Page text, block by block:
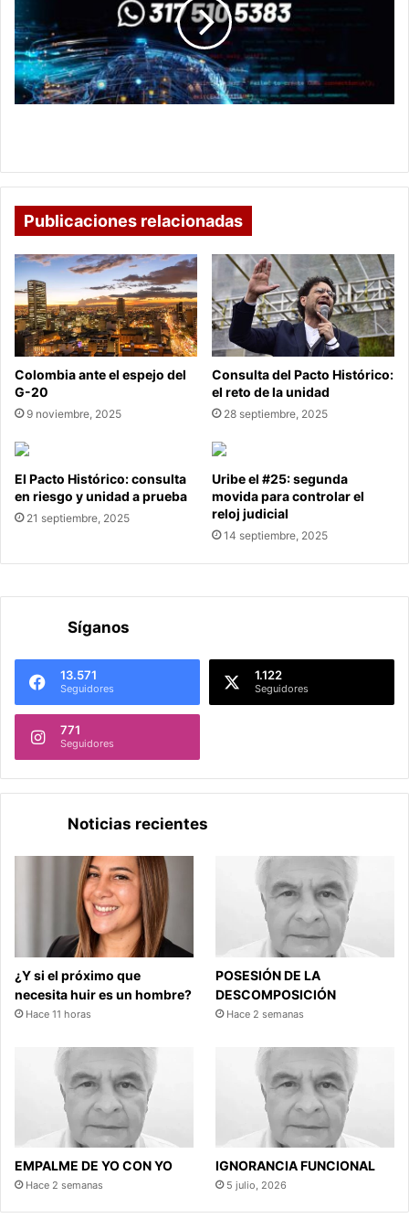
inteligencia
artificial
ahora
en
la
Publicaciones relacionadas
Colombia ante el espejo del
G-20
9 noviembre, 2025
Consulta del Pacto Histórico:
el reto de la unidad
28 septiembre, 2025
El Pacto Histórico: consulta
en riesgo y unidad a prueba
21 septiembre, 2025
Uribe el #25: segunda
movida para controlar el
reloj judicial
14 septiembre, 2025
Síganos
13.571
Seguidores
1.122
Seguidores
771
Seguidores
Noticias recientes
¿Y si el próximo que
necesita huir es un hombre?
Hace 11 horas
POSESIÓN DE LA
DESCOMPOSICIÓN
Hace 2 semanas
EMPALME DE YO CON YO
Hace 2 semanas
IGNORANCIA FUNCIONAL
5 julio, 2026